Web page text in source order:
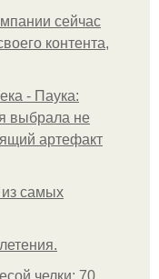
сейчас
контента,
- Паука:
выбрала не
артефакт
самых